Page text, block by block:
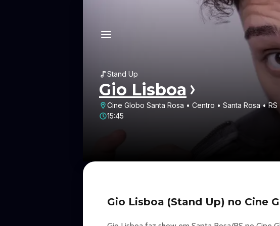
Stand Up
Gio Lisboa
Cine Globo Santa Rosa • Centro • Santa Rosa • RS
15:45
Gio Lisboa (Stand Up) no Cine